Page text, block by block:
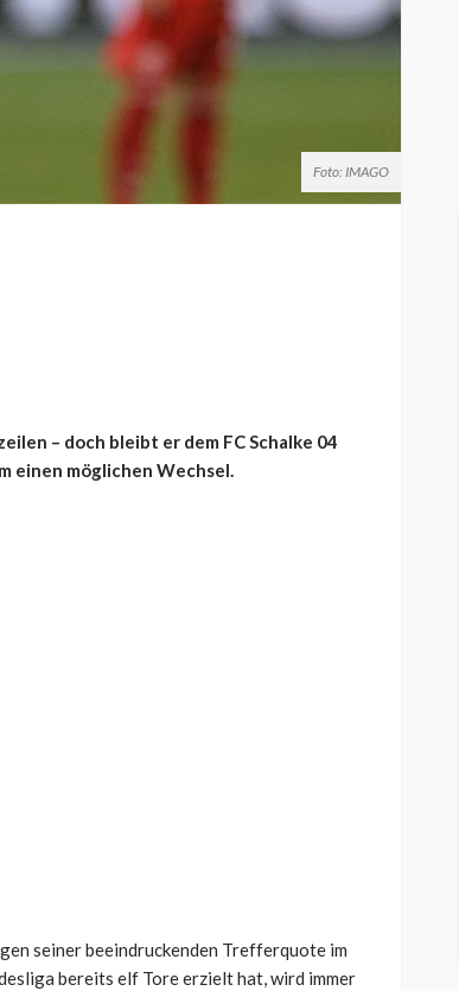
Foto: IMAGO
– doch bleibt er dem FC Schalke 04
einen möglichen Wechsel.
seiner beeindruckenden Trefferquote im
bereits elf Tore erzielt hat, wird immer